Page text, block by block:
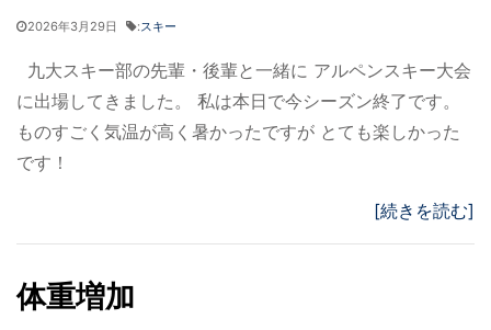
2026年3月29日 :スキー
九大スキー部の先輩・後輩と一緒に アルペンスキー大会
に出場してきました。 私は本日で今シーズン終了です。
ものすごく気温が高く暑かったですが とても楽しかった
です！
[続きを読む]
体重増加